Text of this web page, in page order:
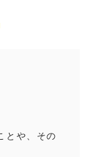
とや、その